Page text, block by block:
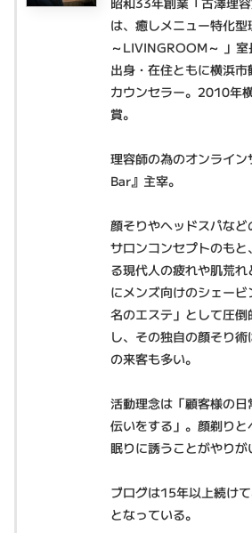
は、癒しメニュー特化
～LIVINGROOM～ 」室
出身・在住ともに横浜
カウンセラー。2010年
賞。
理容師の為のオンライ
Bar』主宰。
顔そりやヘッドスパな
サロンコンセプトのも
る現代人の疲れや肌荒
にメンズ向けのシェー
名のエステ」として圧
し、その独自の顔そり
の来客も多い。
活動理念は「顧客様の
伝いをする」。顔剃り
眠りに誘うことがやりが
ブログは15年以上続け
となっている。